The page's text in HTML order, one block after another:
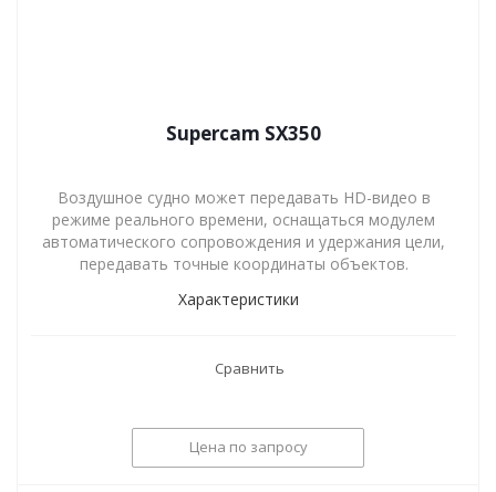
Supercam SX350
Воздушное судно может передавать HD-видео в
режиме реального времени, оснащаться модулем
автоматического сопровождения и удержания цели,
передавать точные координаты объектов.
Характеристики
Сравнить
Цена по запросу